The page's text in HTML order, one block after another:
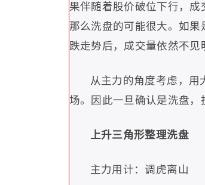
果伴随着股价破位下行，成
那么洗盘的可能很大。如
跌走势后，成交量依然不见
从主力的角度考虑，用
场。因此一旦确认是洗盘，
上升三角形整理洗盘
主力用计：调虎离山